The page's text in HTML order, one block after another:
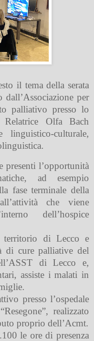
il tema della serata
per
palliativo presso lo
Olfa Bach
culturale,
presenti l’opportunità
ad esempio
fase terminale della
che viene
dell’hospice
di Lecco e
di cure palliative del
di Lecco e,
assiste i malati in
presso l’ospedale
realizzato
proprio dell’Acmt.
le ore di presenza